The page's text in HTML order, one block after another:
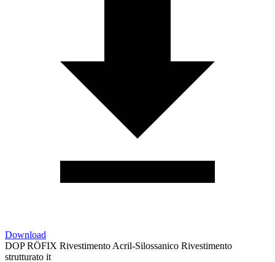
Download
DOP RÖFIX Rivestimento Acril-Silossanico Rivestimento
strutturato it